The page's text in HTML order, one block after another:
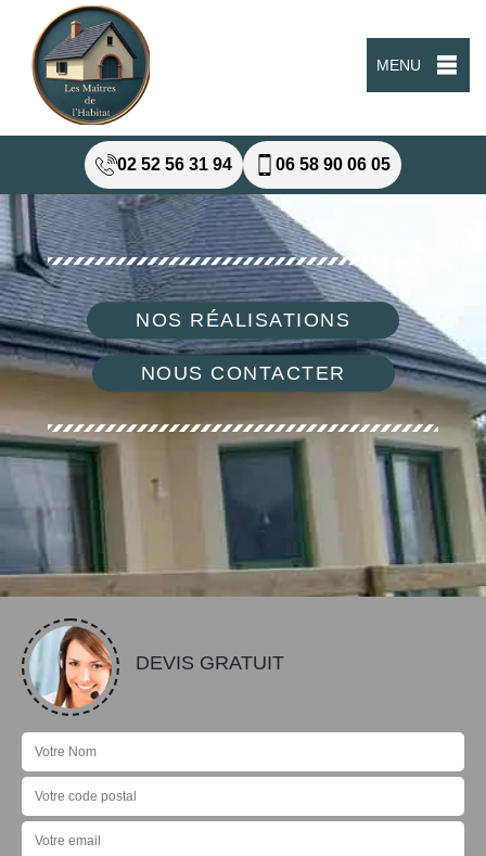
MENU
02 52 56 31 94 06 58 90 06 05
NOS RÉALISATIONS
NOUS CONTACTER
DEVIS GRATUIT